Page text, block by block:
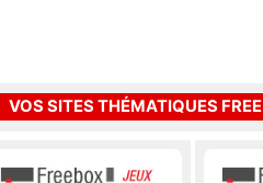
VOS SITES THÉMATIQUES FREE